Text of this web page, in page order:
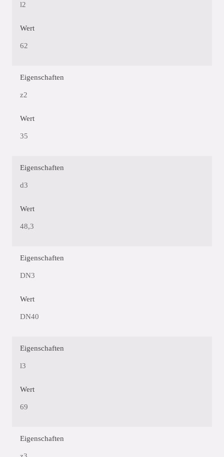
l2
Wert
62
Eigenschaften
z2
Wert
35
Eigenschaften
d3
Wert
48,3
Eigenschaften
DN3
Wert
DN40
Eigenschaften
l3
Wert
69
Eigenschaften